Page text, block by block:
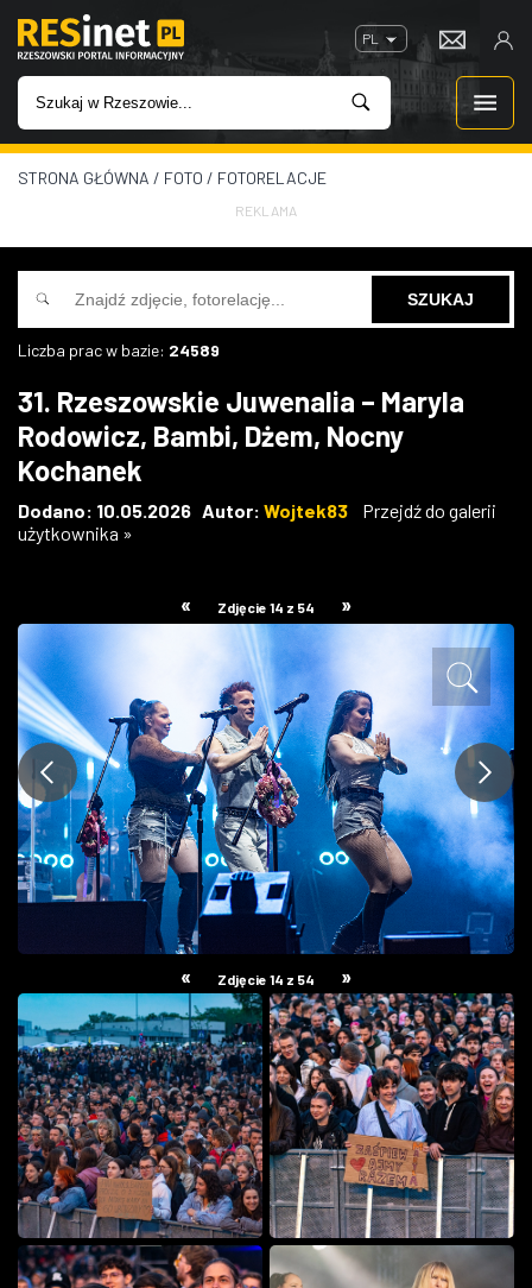
PL
WIADOMOŚCI
INWESTYCJE
IMPREZY
W KINACH
GASTRONOMIA
W RZESZOWIE
STRONA GŁÓWNA / FOTO / FOTORELACJE
REKLAMA
Liczba prac w bazie: 24589
31. Rzeszowskie Juwenalia – Maryla
Rodowicz, Bambi, Dżem, Nocny
Kochanek
Dodano: 10.05.2026 Autor: Wojtek83
Przejdź do galerii
użytkownika »
« Zdjęcie 14 z 54 »
« Zdjęcie 14 z 54 »